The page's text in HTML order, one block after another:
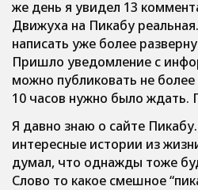
же день я увидел 13
Движуха на Пикабу
написать уже более
Пришло уведомление с
можно публиковать не
10 часов нужно было
Я давно знаю о сайте
интересные истории из
думал, что однажды тоже
Слово то какое смешное